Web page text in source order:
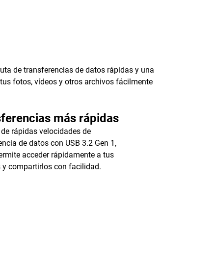
de transferencias de datos rápidas y una
fotos, vídeos y otros archivos fácilmente
más rápidas
rápidas velocidades de
de datos con USB 3.2 Gen 1,
acceder rápidamente a tus
y compartirlos con facilidad.